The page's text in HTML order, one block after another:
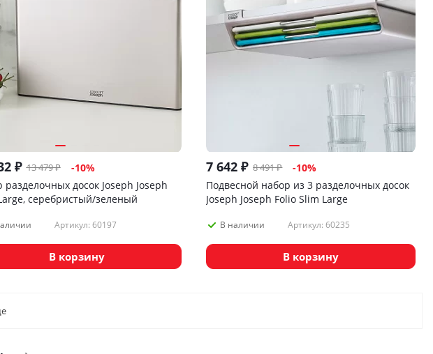
₽ 13 479₽ -10%
разделочных досок Joseph Joseph
серебристый/зеленый
Артикул: 60197
В корзину
7 642 ₽ 8 491₽ -10%
Подвесной набор из 3 разделочных досок
Joseph Joseph Folio Slim Large
В наличии Артикул: 60235
В корзину